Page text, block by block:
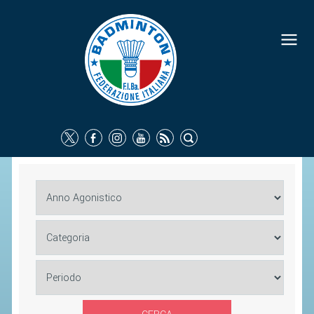
FEDERAZIONE
IDENTITÀ
COMMISSIONI FEDERALI
ORGANI TERRITORIALI
SOCIETÀ SPORTIVE
TUTELA DELLA SALUTE -
COMUNICAZIONE E MARKETING